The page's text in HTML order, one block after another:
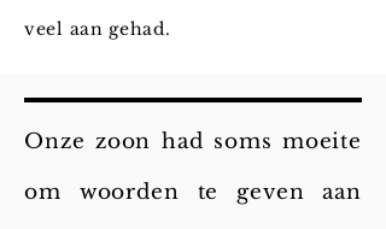
veel aan gehad.
Onze zoon had soms moeite
om woorden te geven aan